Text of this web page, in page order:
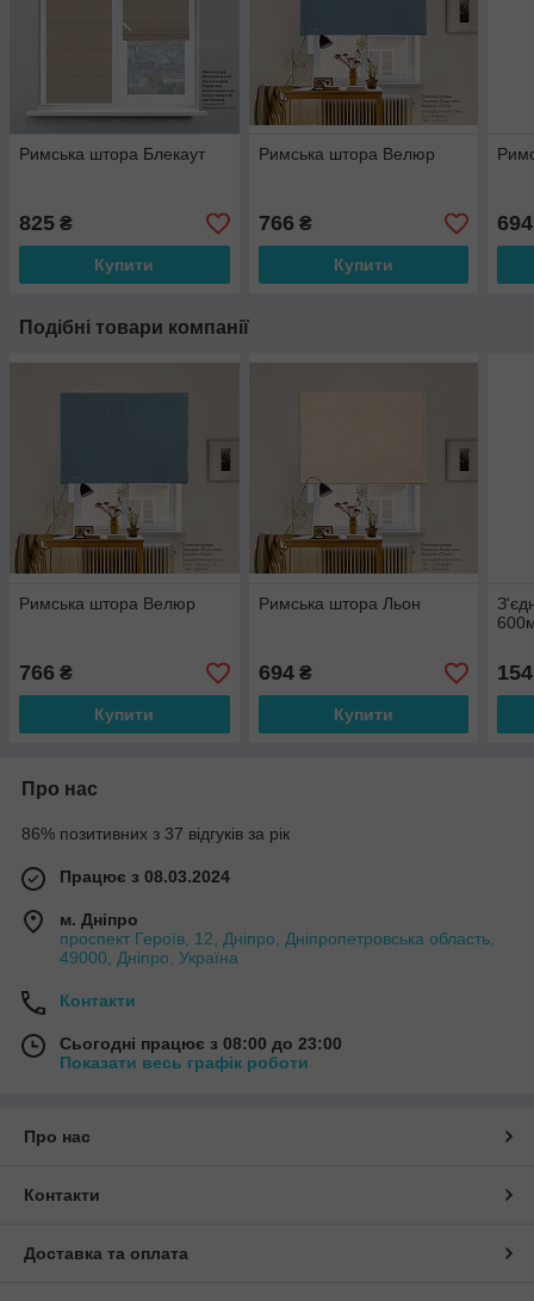
Римська штора Блекаут
825 ₴
Купити
Римська штора Велюр
766 ₴
Купити
694
Подібні товари компанії
Римська штора Велюр
766 ₴
Купити
Римська штора Льон
694₴
Купити
154
Про нас
86% позитивних з 37 відгуків за рік
Працює з 08.03.2024
м. Дніпро
проспект Героїв, 12, Дніпро, Дніпропетровська область,
49000, Дніпро, Україна
Контакти
Сьогодні працює з 08:00 до 23:00
Показати весь графік роботи
Про нас
Контакти
Доставка та оплата